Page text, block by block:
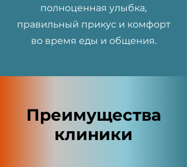
полноценная улыбка,
правильный прикус и комфорт
во время еды и общения.
Преимущества
клиники